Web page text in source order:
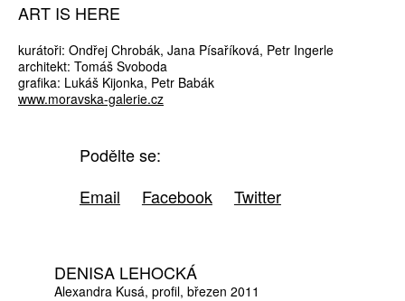
ART IS HERE
kurátoři: Ondřej Chrobák, Jana Písaříková, Petr Ingerle
architekt: Tomáš Svoboda
grafika: Lukáš Kijonka, Petr Babák
www.moravska-galerie.cz
Podělte se:
Email
Facebook Twitter
DENISA LEHOCKÁ
Alexandra Kusá profil březen 2011